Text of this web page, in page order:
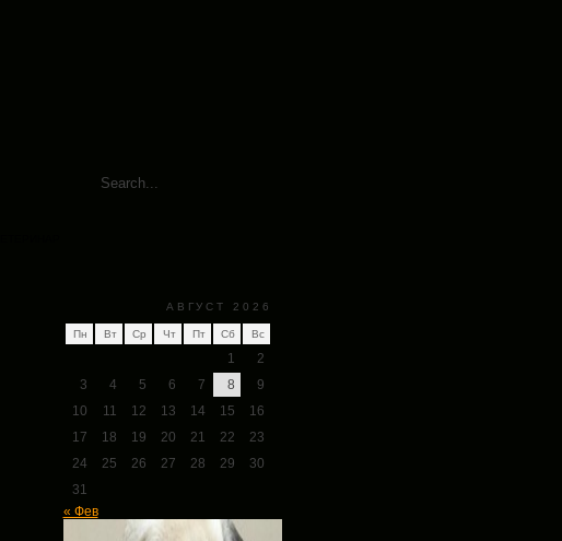
АВГУСТ 2026
Пн Вт Ср Чт Пт Сб Вс
1
2
3
4 5 6 7 8
9
10
11 12 13 14 15
16
17
18 19 20 21 22
23
24
25 26 27 28 29
30
31
« Фев